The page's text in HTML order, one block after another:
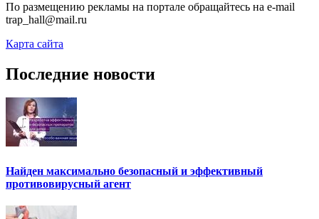
По размещению рекламы на портале обращайтесь на e-mail
trap_hall@mail.ru
Карта сайта
Последние новости
Найден максимально безопасный и эффективный
противовирусный агент